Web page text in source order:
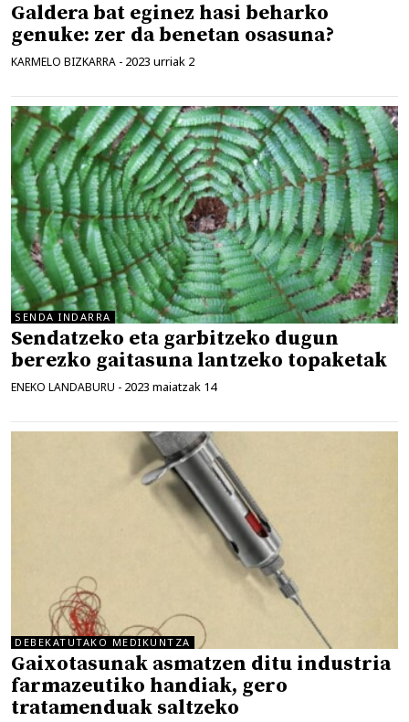
Galdera bat eginez hasi beharko
genuke: zer da benetan osasuna?
KARMELO BIZKARRA - 2023 urriak 2
SENDA INDARRA
Sendatzeko eta garbitzeko dugun
berezko gaitasuna lantzeko topaketak
ENEKO LANDABURU - 2023 maiatzak 14
DEBEKATUTAKO MEDIKUNTZA
Gaixotasunak asmatzen ditu industria
farmazeutiko handiak, gero
tratamenduak saltzeko